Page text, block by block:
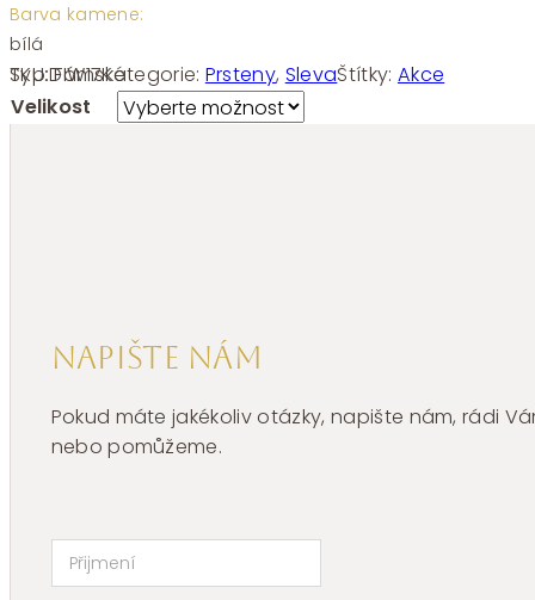
Barva kamene:
bílá
SKU:FIW17Kategorie: Prsteny, SlevaŠtítky: Akce
Typ:Dámské
Velikost
Napište nám
Pokud máte jakékoliv otázky, napište nám, rádi
nebo pomůžeme.